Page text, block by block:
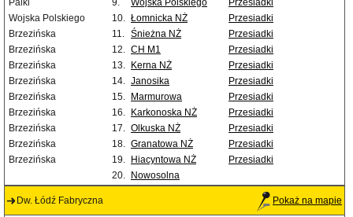
Palki
9. Wojska Polskiego
Przesiadki
Wojska Polskiego
10. Łomnicka NŻ
Przesiadki
Brzezińska
11. Śnieżna NŻ
Przesiadki
Brzezińska
12. CH M1
Przesiadki
Brzezińska
13. Kerna NŻ
Przesiadki
Brzezińska
14. Janosika
Przesiadki
Brzezińska
15. Marmurowa
Przesiadki
Brzezińska
16. Karkonoska NŻ
Przesiadki
Brzezińska
17. Olkuska NŻ
Przesiadki
Brzezińska
18. Granatowa NŻ
Przesiadki
Brzezińska
19. Hiacyntowa NŻ
Przesiadki
20.
Nowosolna
Dw. Łódź Fabryczna Pokaż na mapie